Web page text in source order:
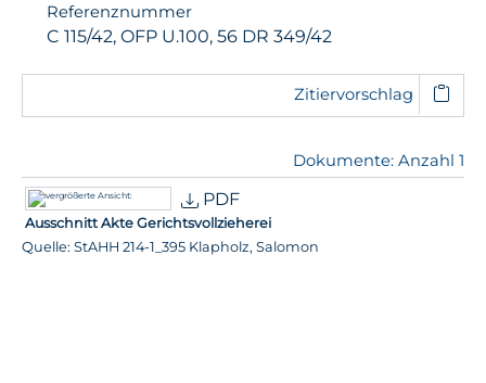
Referenznummer
C 115/42, OFP U.100, 56 DR 349/42
Zitiervorschlag
Dokumente: Anzahl 1
PDF
Ausschnitt Akte Gerichtsvollzieherei
Quelle: StAHH 214-1_395 Klapholz, Salomon